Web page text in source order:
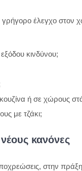
γρήγορο έλεγχο στον
κινδύνου;
ή σε χώρους
με τζάκι;
κανόνες
στην